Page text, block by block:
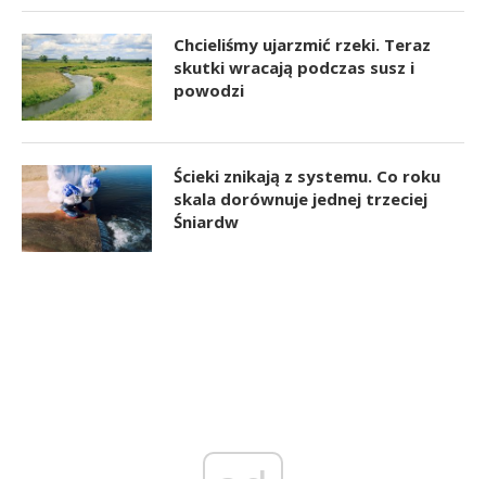
Chcieliśmy ujarzmić rzeki. Teraz
skutki wracają podczas susz i
powodzi
Ścieki znikają z systemu. Co roku
skala dorównuje jednej trzeciej
Śniardw